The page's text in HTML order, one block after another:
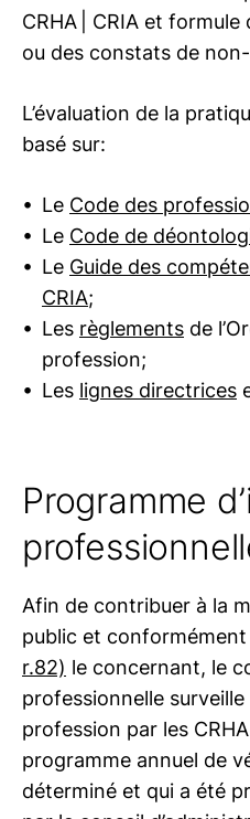
CRHA | CRIA et
ou des constats de
L’évaluation de la
basé sur:
Le Code des
Le Code de
Le Guide des
CRIA;
Les règlements de
profession;
Les lignes directrices
Programme
Afin de contribuer à la
public et conformément
r.82) le concernant, le
professionnelle surveille
profession par les
programme annuel de
déterminé et qui a été